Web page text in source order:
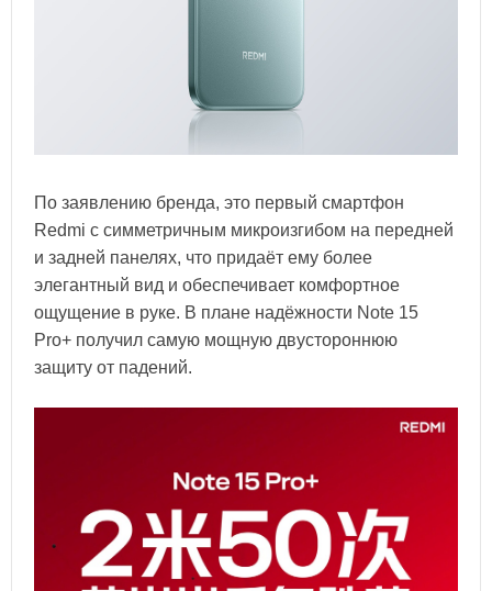
По заявлению бренда, это первый смартфон
Redmi с симметричным микроизгибом на передней
и задней панелях, что придаёт ему более
элегантный вид и обеспечивает комфортное
ощущение в руке. В плане надёжности Note 15
Pro+ получил самую мощную двустороннюю
защиту от падений.